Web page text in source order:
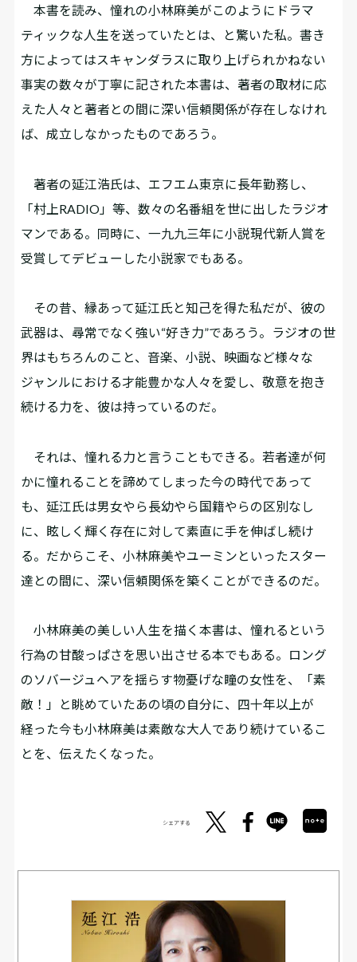
本書を読み、憧れの小林麻美がこのようにドラマ
ティックな人生を送っていたとは、と驚いた私。書き
方によってはスキャンダラスに取り上げられかねない
事実の数々が丁寧に記された本書は、著者の取材に応
えた人々と著者との間に深い信頼関係が存在しなけれ
ば、成立しなかったものであろう。
著者の延江浩氏は、エフエム東京に長年勤務し、
「村上RADIO」等、数々の名番組を世に出したラジオ
マンである。同時に、一九九三年に小説現代新人賞を
受賞してデビューした小説家でもある。
その昔、縁あって延江氏と知己を得た私だが、彼の
武器は、尋常でなく強い“好き力”であろう。ラジオの世
界はもちろんのこと、音楽、小説、映画など様々な
ジャンルにおける才能豊かな人々を愛し、敬意を抱き
続ける力を、彼は持っているのだ。
それは、憧れる力と言うこともできる。若者達が何
かに憧れることを諦めてしまった今の時代であって
も、延江氏は男女やら長幼やら国籍やらの区別なし
に、眩しく輝く存在に対して素直に手を伸ばし続け
る。だからこそ、小林麻美やユーミンといったスター
達との間に、深い信頼関係を築くことができるのだ。
小林麻美の美しい人生を描く本書は、憧れるという
行為の甘酸っぱさを思い出させる本でもある。ロング
のソバージュヘアを揺らす物憂げな瞳の女性を、「素
敵！」と眺めていたあの頃の自分に、四十年以上が
経った今も小林麻美は素敵な大人であり続けているこ
とを、伝えたくなった。
シェアする